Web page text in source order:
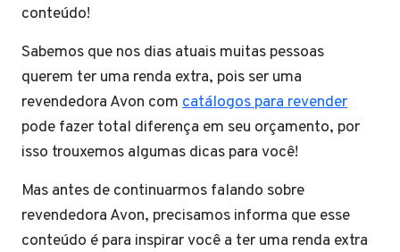
conteúdo!
Sabemos que nos dias atuais muitas pessoas
querem ter uma renda extra, pois ser uma
revendedora Avon com catálogos para revender
pode fazer total diferença em seu orçamento, por
isso trouxemos algumas dicas para você!
Mas antes de continuarmos falando sobre
revendedora Avon, precisamos informa que esse
conteúdo é para inspirar você a ter uma renda extra